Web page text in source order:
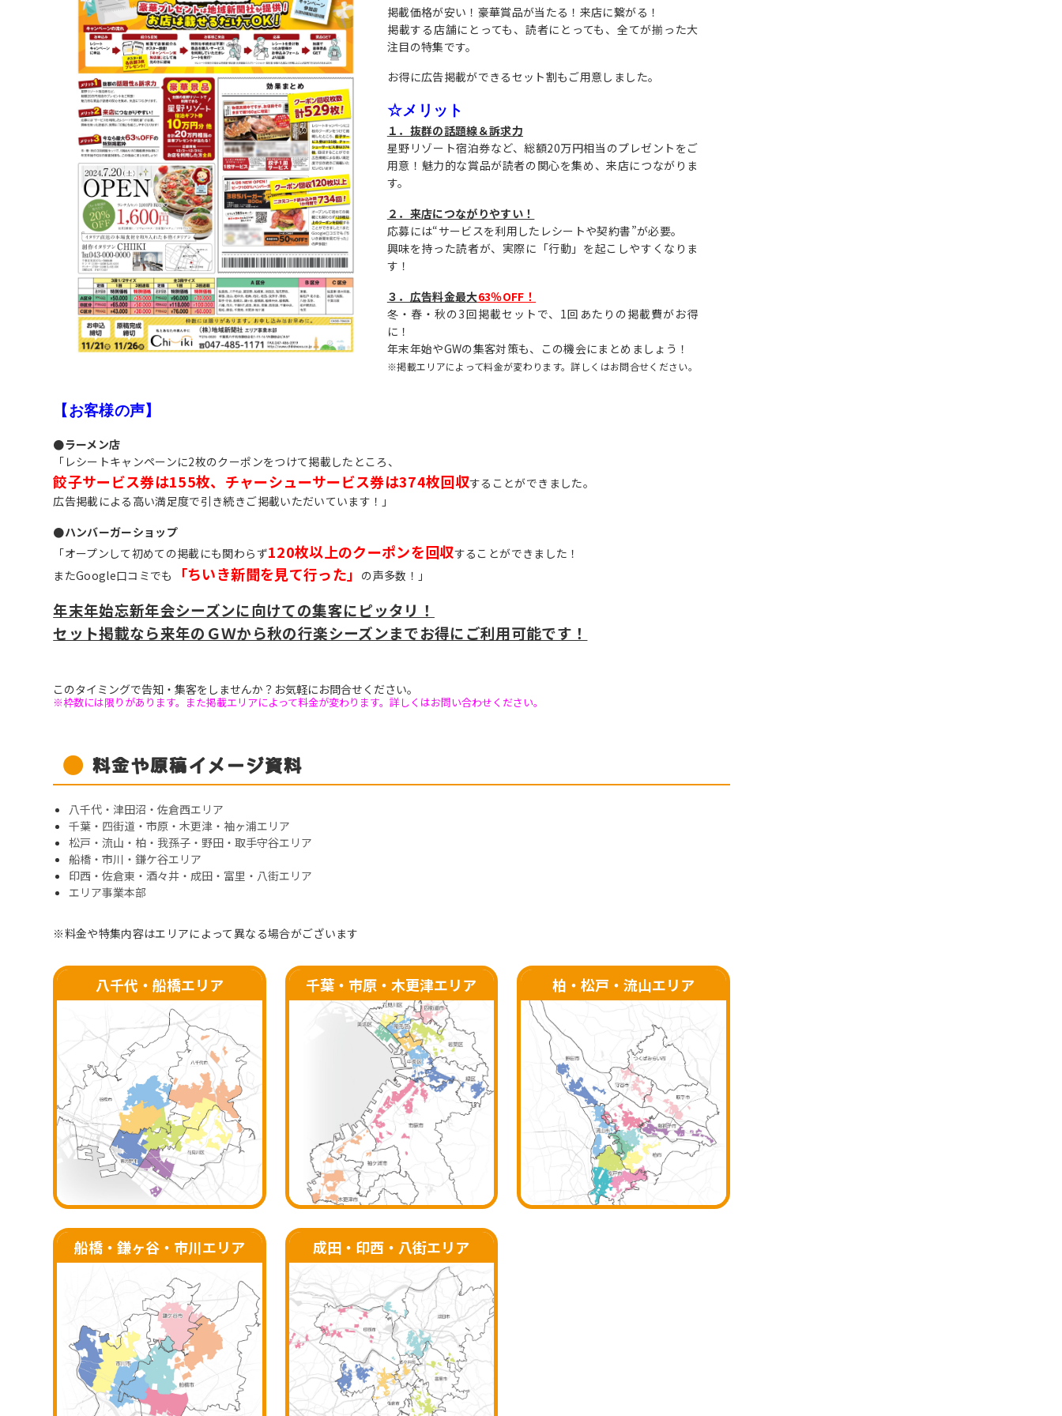
掲載価格が安い！豪華賞品が当たる！来店に繋がる！
掲載する店舗にとっても、読者にとっても、全てが揃った大
注目の特集です。
お得に広告掲載ができるセット割もご用意しました。
☆メリット
１．抜群の話題線＆訴求力
星野リゾート宿泊券など、総額20万円相当のプレゼントをご
用意！魅力的な賞品が読者の関心を集め、来店につながりま
す。
２．来店につながりやすい！
応募には“サービスを利用したレシートや契約書”が必要。
興味を持った読者が、実際に「行動」を起こしやすくなりま
す！
３．広告料金最大63％OFF！
冬・春・秋の3回掲載セットで、1回あたりの掲載費がお得
に！
年末年始やGWの集客対策も、この機会にまとめましょう！
※掲載エリアによって料金が変わります。詳しくはお問合せください。
【お客様の声】
●ラーメン店
「レシートキャンペーンに2枚のクーポンをつけて掲載したところ、
餃子サービス券は155枚、チャーシューサービス券は374枚回収することができました。
広告掲載による高い満足度で引き続きご掲載いただいています！」
●ハンバーガーショップ
「オープンして初めての掲載にも関わらず120枚以上のクーポンを回収することができました！
またGoogle口コミでも
「ちいき新聞を見て行った」 の声多数！」
年末年始忘新年会シーズンに向けての集客にピッタリ！
セット掲載なら来年のＧＷから秋の行楽シーズンまでお得にご利用可能です！
このタイミングで告知・集客をしませんか？お気軽にお問合せください。
※枠数には限りがあります。また掲載エリアによって料金が変わります。詳しくはお問い合わせください。
料金や原稿イメージ資料
八千代・津田沼・佐倉西エリア
千葉・四街道・市原・木更津・袖ヶ浦エリア
松戸・流山・柏・我孫子・野田・取手守谷エリア
船橋・市川・鎌ケ谷エリア
印西・佐倉東・酒々井・成田・富里・八街エリア
エリア事業本部
※料金や特集内容はエリアによって異なる場合がございます
八千代・船橋エリア 千葉・市原・木更津エリア 柏・松戸・流山エリア
船橋・鎌ヶ谷・ 市川エリア 成田・印西・八街エリア